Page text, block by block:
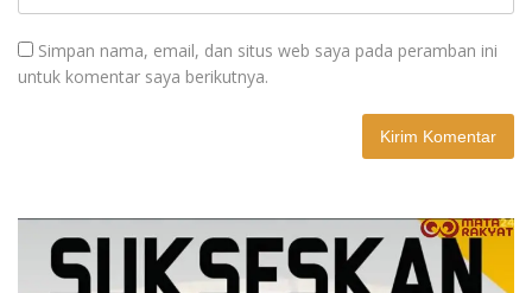
Simpan nama, email, dan situs web saya pada peramban ini
untuk komentar saya berikutnya.